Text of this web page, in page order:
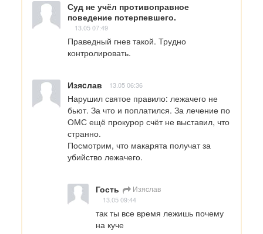
Суд не учёл противоправное
поведение потерпевшего.
13.05 07:49
Праведный гнев такой. Трудно
контролировать.
Изяcлав 13.05 06:36
Нарушил святое правило: лежачего не
бьют. За что и поплатился. За лечение по
ОМС ещё прокурор счёт не выставил, что
странно.
Посмотрим, что макарята получат за
убийство лежачего.
Гость Изяcлав
13.05 09:44
так ты все время лежишь почему
на куче